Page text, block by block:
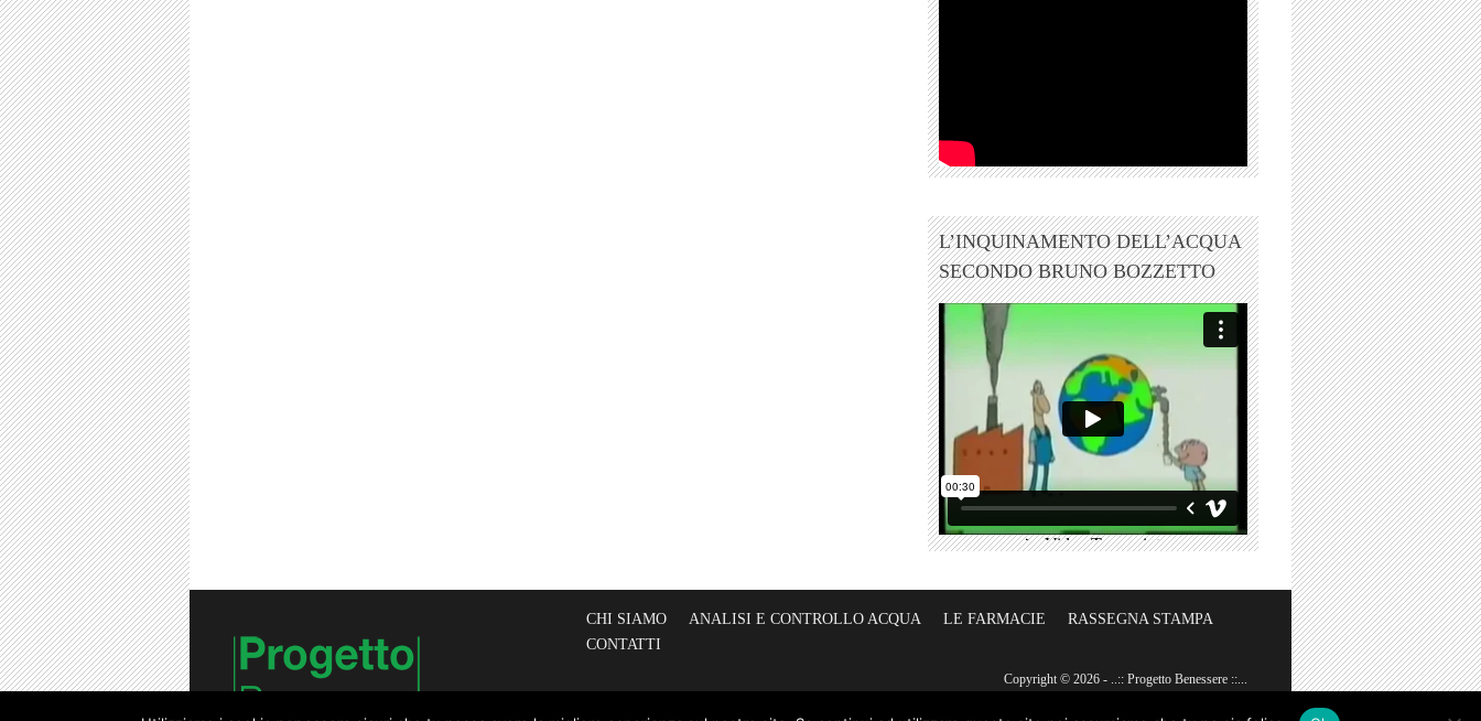
L’INQUINAMENTO DELL’ACQUA
SECONDO BRUNO BOZZETTO
CHI SIAMO ANALISI E CONTROLLO ACQUA LE FARMACIE
RASSEGNA STAMPA
CONTATTI
Copyright © 2026 - ..:: Progetto Benessere ::...